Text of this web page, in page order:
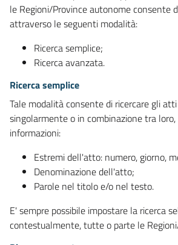
le Regioni/Province autonome consente
attraverso le seguenti modalità:
Ricerca semplice;
Ricerca avanzata.
Ricerca semplice
Tale modalità consente di ricercare gli
singolarmente o in combinazione tra
informazioni:
Estremi dell'atto: numero, giorno,
Denominazione dell'atto;
Parole nel titolo e/o nel testo.
E' sempre possibile impostare la ricerca
contestualmente, tutte o parte le